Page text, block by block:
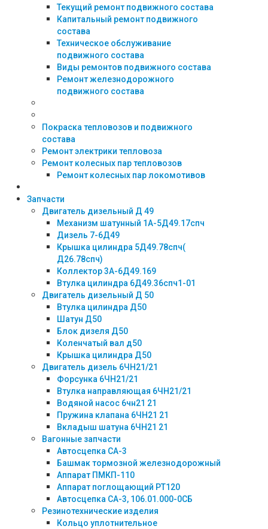
Текущий ремонт подвижного состава
Капитальный ремонт подвижного
состава
Техническое обслуживание
подвижного состава
Виды ремонтов подвижного состава
Ремонт железнодорожного
подвижного состава
Покраска тепловозов и подвижного
состава
Ремонт электрики тепловоза
Ремонт колесных пар тепловозов
Ремонт колесных пар локомотивов
Запчасти
Двигатель дизельный Д 49
Механизм шатунный 1А-5Д49.17спч
Дизель 7-6Д49
Крышка цилиндра 5Д49.78спч(
Д26.78спч)
Коллектор 3А-6Д49.169
Втулка цилиндра 6Д49.36спч1-01
Двигатель дизельный Д 50
Втулка цилиндра Д50
Шатун Д50
Блок дизеля Д50
Коленчатый вал д50
Крышка цилиндра Д50
Двигатель дизель 6ЧН21/21
Форсунка 6ЧН21/21
Втулка направляющая 6ЧН21/21
Водяной насос 6чн21 21
Пружина клапана 6ЧН21 21
Вкладыш шатуна 6ЧН21 21
Вагонные запчасти
Автосцепка СА-3
Башмак тормозной железнодорожный
Аппарат ПМКП-110
Аппарат поглощающий РТ120
Автосцепка СА-3, 106.01.000-0СБ
Резинотехнические изделия
Кольцо уплотнительное